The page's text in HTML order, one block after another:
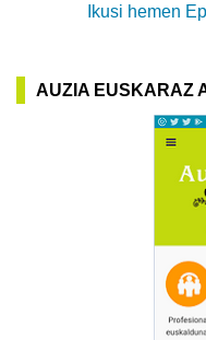
Ikusi hemen
AUZIA EUSKARAZ